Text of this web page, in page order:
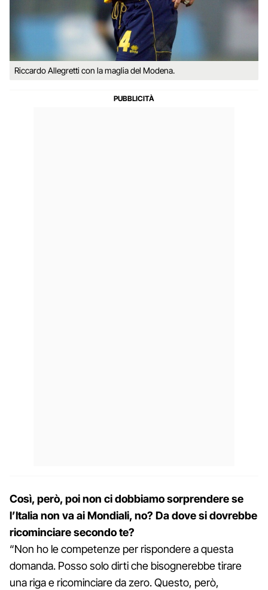
Riccardo Allegretti con la maglia del Modena.
Così, però, poi non ci dobbiamo sorprendere se
l’Italia non va ai Mondiali, no? Da dove si dovrebbe
ricominciare secondo te?
“Non ho le competenze per rispondere a questa
domanda. Posso solo dirti che bisognerebbe tirare
una riga e ricominciare da zero. Questo, però,